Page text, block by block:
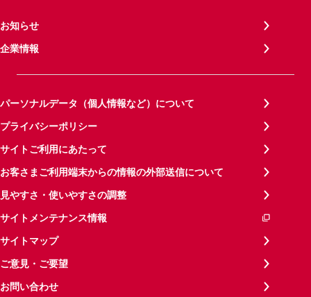
お知らせ
企業情報
パーソナルデータ（個人情報など）について
プライバシーポリシー
サイトご利用にあたって
お客さまご利用端末からの情報の外部送信について
見やすさ・使いやすさの調整
サイトメンテナンス情報
サイトマップ
ご意見・ご要望
お問い合わせ